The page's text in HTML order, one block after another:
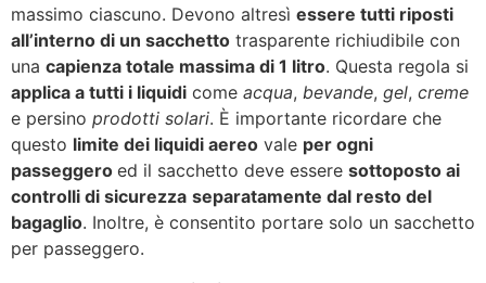
massimo ciascuno. Devono altresì essere tutti riposti
all’interno di un sacchetto trasparente richiudibile con
una capienza totale massima di 1 litro. Questa regola si
applica a tutti i liquidi come acqua, bevande, gel, creme
e persino prodotti solari. È importante ricordare che
questo limite dei liquidi aereo vale per ogni
passeggero ed il sacchetto deve essere sottoposto ai
controlli di sicurezza separatamente dal resto del
bagaglio. Inoltre, è consentito portare solo un sacchetto
per passeggero.